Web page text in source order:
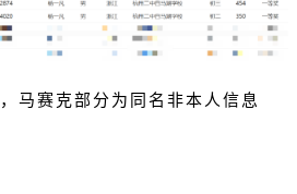
马赛克部分为同名非本人信息